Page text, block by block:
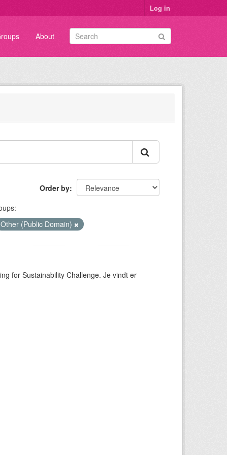
Log in
About
Order by
Other (Public Domain)
for Sustainability Challenge. Je vindt er